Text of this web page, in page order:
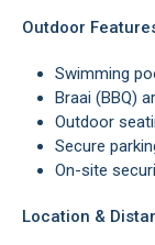
Outdoor
Swimming
Braai (BBQ)
Outdoor
Secure
On-site
Location &